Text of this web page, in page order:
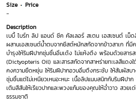
Size
Price
-
Description
เบบี้ ไบร์ท ลิป แอนด์ ชีค คัลเลอร์ สเตน เอสเซนต์ เม็
ผสานเอสเซนต์น้ำตบจากยีสต์หมักสกัดจากข้าวสาเก ที่
บำรุงให้ริมฝีปากชุ่มชื่นอิ่มเด้ง ไม่แห้งตึง พร้อมด้วยสารส
(Dictyopteris Oil) และสารสกัดจากสาหร่ายทะเลสีแดง
คงความยืดหยุ่น ให้ริมฝีปากอวบอิ่มตึงกระชับ ให้สัมผัสบา
ชุ่มชื่นแต่ไม่เหนียวเหนอะหนะ เนื้อลิปแนบสนิทกับริมฝีปา
เติมสีสันให้เรียวปากและพวงแก้มของคุณให้ฉ่ำวาว สวย
ธรรมชาติ